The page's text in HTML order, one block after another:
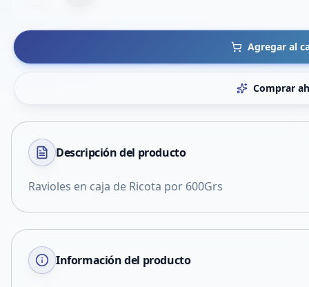
Agregar al
Comprar
Descripción del producto
Ravioles en caja de Ricota por 600Grs
Información del producto